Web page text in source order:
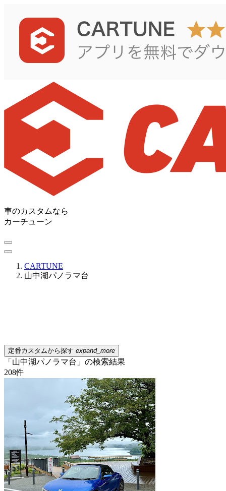
車のカスタムなら
カーチューン
CARTUNE
山中湖パノラマ台
定番カスタムから探す expand_more
「山中湖パノラマ台」の検索結果
208件